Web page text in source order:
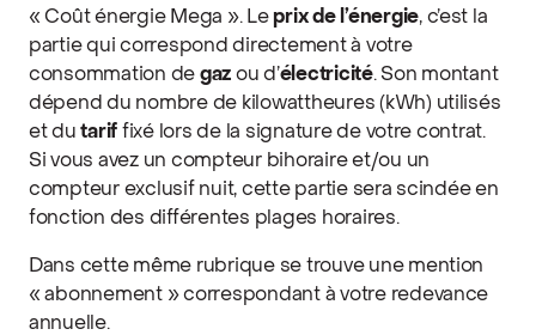
« Coût énergie Mega ». Leprix de l’énergie, c’est la
partie qui correspond directement à votre
consommation de gaz ou d’électricité. Son montant
dépend du nombre de kilowattheures (kWh) utilisés
et dutarif fixé lors de la signature de votre contrat.
Si vous avez un compteur bihoraire et/ou un
compteur exclusif nuit, cette partie sera scindée en
fonction des différentes plages horaires.
Dans cette même rubrique se trouve une mention
« abonnement » correspondant à votre redevance
annuelle.